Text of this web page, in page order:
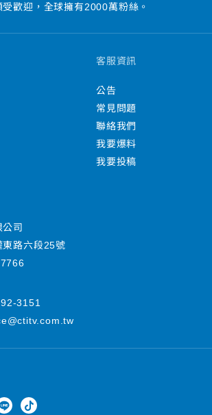
歡迎，全球擁有2000萬粉絲。
客服資訊
公告
常見問題
聯絡我們
我要爆料
我要投稿
司
東路六段25號
3151